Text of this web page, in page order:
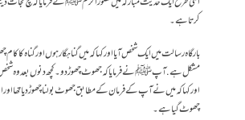
کرتا ہے۔
بارگاہ رسالت میں ایک شخص آیا اور کہا کہ میں گناہگار ہوں اور گناہ کا
مشکل ہے. آپ ﷺ نے فرمایا کہ جھوٹ چھوڑ دو۔ کچھ دنوں بعد وہ
اور کہا کہ میں نے آپ کے فرمان کے مطابق جھوٹ بولنا چھوڑ دیا تھا
چھوٹ گیا ہے۔